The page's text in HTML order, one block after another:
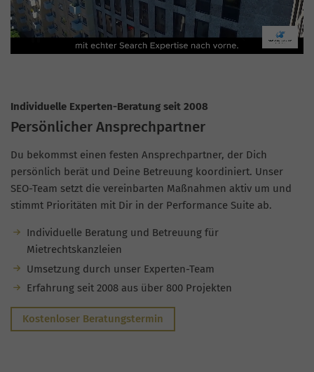
Individuelle Experten-Beratung seit 2008
Persönlicher Ansprechpartner
Du bekommst einen festen Ansprechpartner, der Dich
persönlich berät und Deine Betreuung koordiniert. Unser
SEO-Team setzt die vereinbarten Maßnahmen aktiv um und
stimmt Prioritäten mit Dir in der Performance Suite ab.
Individuelle Beratung und Betreuung für
Mietrechtskanzleien
Umsetzung durch unser Experten-Team
Erfahrung seit 2008 aus über 800 Projekten
Kostenloser Beratungstermin